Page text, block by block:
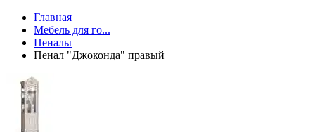
Главная
Мебель для го...
Пеналы
Пенал "Джоконда" правый